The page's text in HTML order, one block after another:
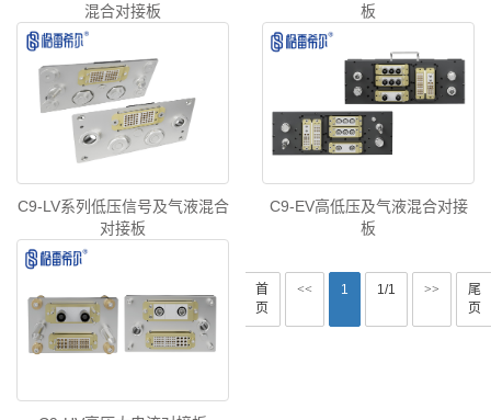
混合对接板
板
C9-LV系列低压信号及气液混合
对接板
C9-EV高低压及气液混合对接
板
首
页
<< 1 1/1 >>
尾
页